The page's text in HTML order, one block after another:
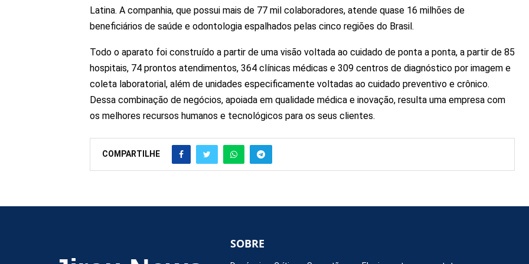
Latina. A companhia, que possui mais de 77 mil colaboradores, atende quase 16 milhões de
beneficiários de saúde e odontologia espalhados pelas cinco regiões do Brasil.
Todo o aparato foi construído a partir de uma visão voltada ao cuidado de ponta a ponta, a partir de 85
hospitais, 74 prontos atendimentos, 364 clínicas médicas e 309 centros de diagnóstico por imagem e
coleta laboratorial, além de unidades especificamente voltadas ao cuidado preventivo e crônico.
Dessa combinação de negócios, apoiada em qualidade médica e inovação, resulta uma empresa com
os melhores recursos humanos e tecnológicos para os seus clientes.
COMPARTILHE
SOBRE